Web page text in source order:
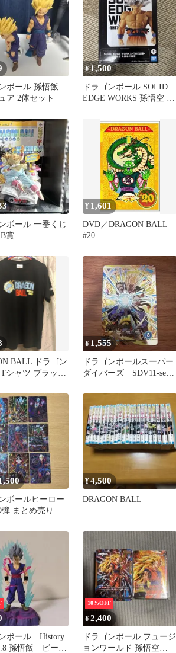
ボール 孫悟飯
ア 2体セット
¥1,500
ドラゴンボール SOLID
EDGE WORKS 孫悟空 身
ボール 一番くじ
賞
¥ 1,601
DVD／DRAGON BALL
#20
BALL ドラゴン
シャツ ブラック
¥ 1,555
ドラゴンボールスーパー
ダイバーズ SDV11-sec
ボールヒーロー
弾 まとめ売り
¥4,500
DRAGON BALL
ボール History
孫悟飯 ビース
10%OFF
¥2,400
ドラゴンボール フュージ
ョンワールド 孫悟空